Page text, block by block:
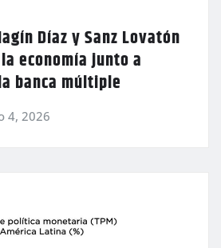
Díaz y Sanz Lovatón
economía junto a
banca múltiple
4, 2026